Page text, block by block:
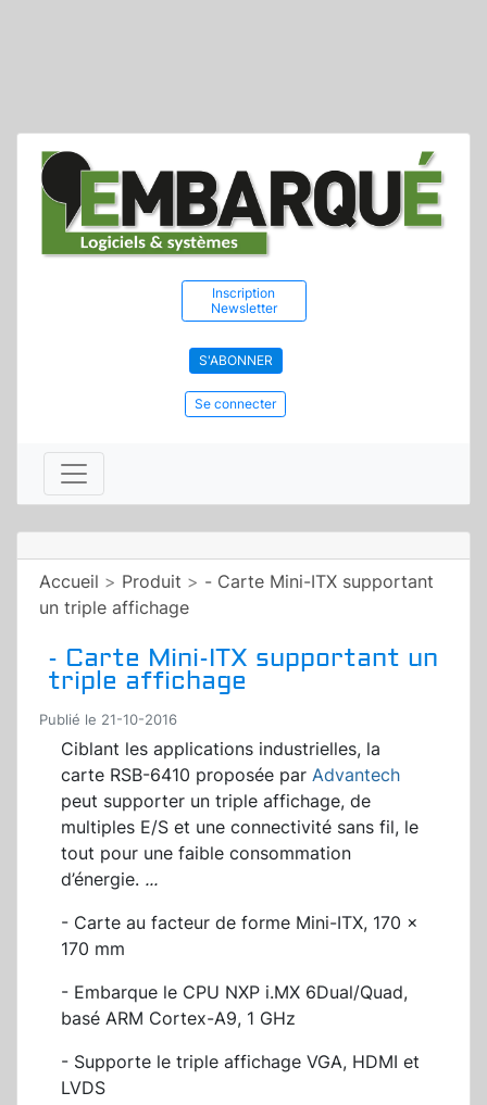
Inscription
Newsletter
S'ABONNER
Se connecter
Accueil > Produit > - Carte Mini-ITX supportant
un triple affichage
- Carte Mini-ITX supportant un
triple affichage
Publié le 21-10-2016
Ciblant les applications industrielles, la
carte RSB-6410 proposée par Advantech
peut supporter un triple affichage, de
multiples E/S et une connectivité sans fil, le
tout pour une faible consommation
d’énergie. ...
- Carte au facteur de forme Mini-ITX, 170 x
170 mm
- Embarque le CPU NXP i.MX 6Dual/Quad,
basé ARM Cortex-A9, 1 GHz
- Supporte le triple affichage VGA, HDMI et
LVDS